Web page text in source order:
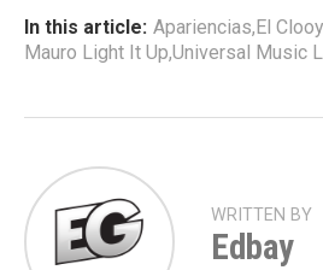
In this article: Apariencias,El Clooy
Mauro Light It Up,Universal Music
WRITTEN BY
Edbay